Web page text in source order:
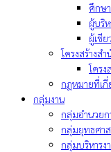
ศึกษ
ผู้บริ
ผู้เชี
โครงสร้างส
โครง
กฎหมายที่เกี่
กลุ่มงาน
กลุ่มอำนวยก
กลุ่มยุทธศา
กลุ่มบริหาร